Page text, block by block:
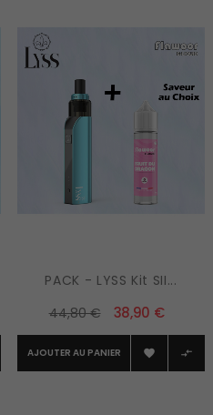
PACK - LYSS Kit SII...
44,80 €
38,90 €
AJOUTER AU PANIER  